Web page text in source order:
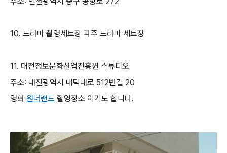
10. 드라마 촬영세트장 파주 드라마 세트장
11. 대전정보문화산업진흥원 스튜디오
주소: 대전광역시 대덕대로 512번길 20
영화 원더랜드 촬영장소 이기도 합니다.